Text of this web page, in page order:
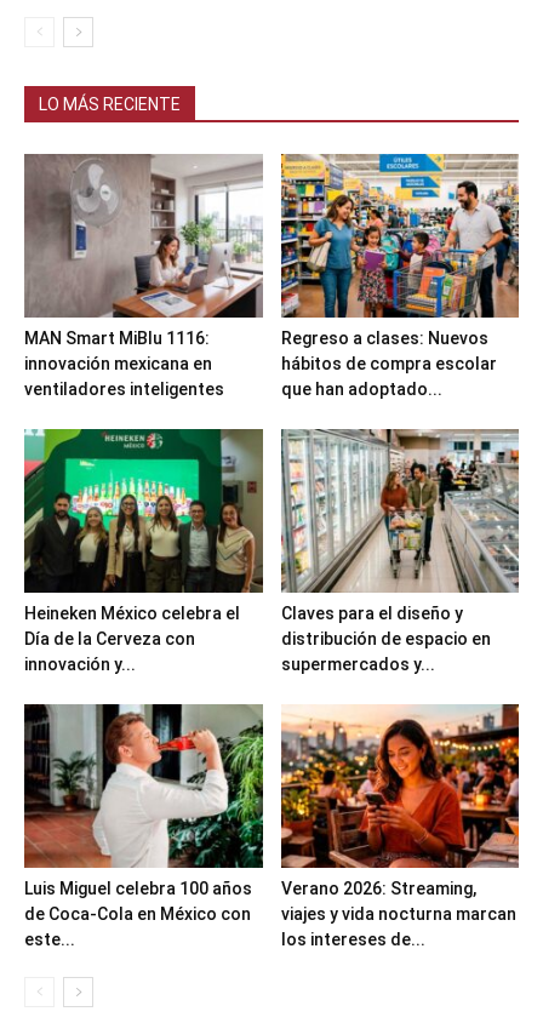
LO MÁS RECIENTE
MAN Smart MiBlu 1116:
innovación mexicana en
ventiladores inteligentes
Regreso a clases: Nuevos
hábitos de compra escolar
que han adoptado...
Heineken México celebra el
Día de la Cerveza con
innovación y...
Claves para el diseño y
distribución de espacio en
supermercados y...
Luis Miguel celebra 100 años
de Coca-Cola en México con
este...
Verano 2026: Streaming,
viajes y vida nocturna marcan
los intereses de...